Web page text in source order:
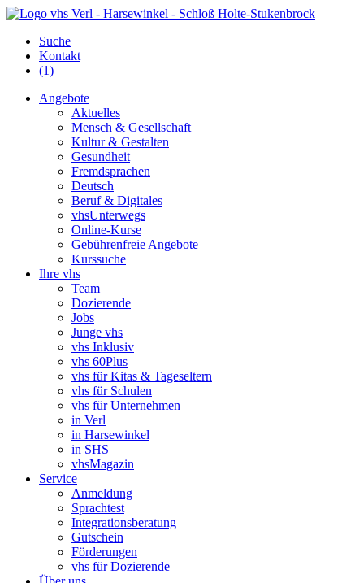
Suche
Kontakt
(1)
Angebote
Aktuelles
Mensch & Gesellschaft
Kultur & Gestalten
Gesundheit
Fremdsprachen
Deutsch
Beruf & Digitales
vhsUnterwegs
Online-Kurse
Gebührenfreie Angebote
Kurssuche
Ihre vhs
Team
Dozierende
Jobs
Junge vhs
vhs Inklusiv
vhs 60Plus
vhs für Kitas & Tageseltern
vhs für Schulen
vhs für Unternehmen
in Verl
in Harsewinkel
in SHS
vhsMagazin
Service
Anmeldung
Sprachtest
Integrationsberatung
Gutschein
Förderungen
vhs für Dozierende